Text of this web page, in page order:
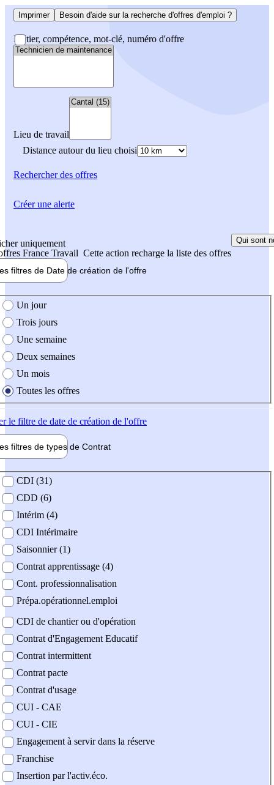
Imprimer Besoin d'aide sur la recherche d'offres d'emploi ?
Métier, compétence, mot-clé, numéro d'offre
Lieu de travail
Distance autour du lieu choisi
Rechercherdes offres
uniquement
France Travail Cette action recharge la liste des offres
Qui sont
filtres de Date de création de l'offre
création de l'offre
Un jour
Trois jours
Une semaine
Deux semaines
Un mois
Toutes les offres
le filtre de date de création de l'offre
filtres de types de Contrat
contrat
CDI (31)
CDD (6)
Intérim (4)
CDI Intérimaire
Saisonnier (1)
Contrat apprentissage (4)
Cont. professionnalisation
Prépa.opérationnel.emploi
CDI de chantier ou d'opération
Contrat d'Engagement Educatif
Contrat intermittent
Contrat pacte
Contrat d'usage
CUI - CAE
CUI - CIE
Engagement à servir dans la réserve
Franchise
Insertion par l'activ.éco.
Créer une alerte